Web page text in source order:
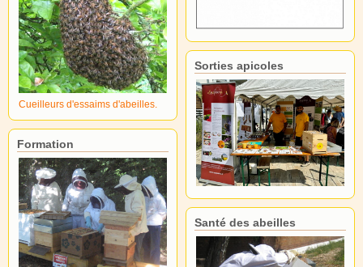
Cueilleurs d'essaims d'abeilles.
Formation
Sorties apicoles
Santé des abeilles